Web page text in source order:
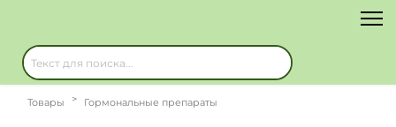
Товары Гормональные препараты